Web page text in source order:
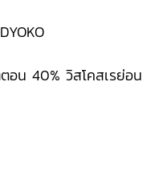
อน 40% วิสโคสเรย่อน